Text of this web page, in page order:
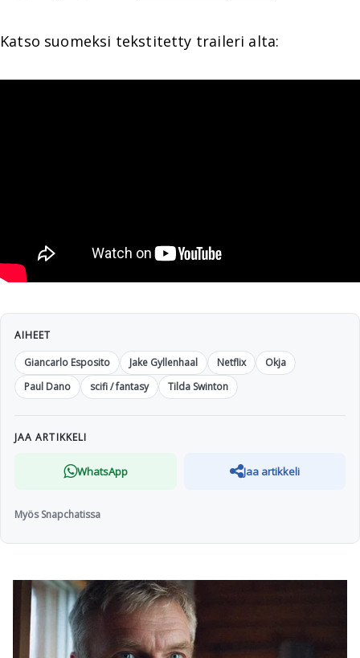
Katso suomeksi tekstitetty traileri alta:
AIHEET
Giancarlo Esposito
Jake Gyllenhaal Netflix
Okja
Paul Dano
scifi / fantasy Tilda Swinton
JAA ARTIKKELI
WhatsApp Jaa artikkeli
Myös Snapchatissa